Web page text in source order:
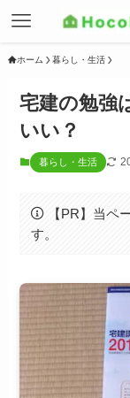
ホーム 暮らし・生活
宅建の勉強
いい？
暮らし・生活
【PR】当ペ
す。